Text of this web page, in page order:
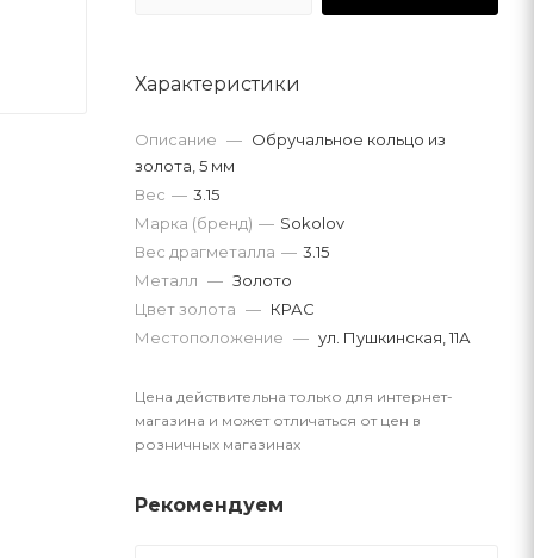
Характеристики
Описание — Обручальное кольцо из
золота, 5 мм
Вес драгметалла — 3.15
Марка (бренд) — Sokolov
Вес — 3.15
Металл — Золото
Цвет золота — КРАС
Местоположение — ул. Пушкинская, 11А
Цена действительна только для интернет-
магазина и может отличаться от цен в
розничных магазинах
Рекомендуем